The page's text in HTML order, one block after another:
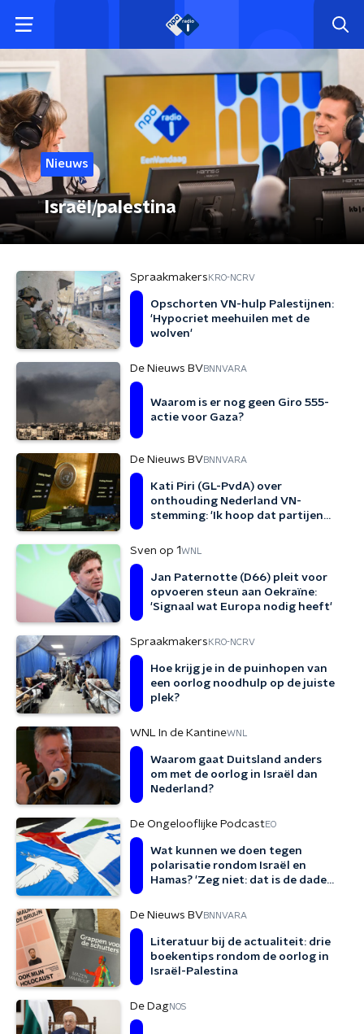
Nieuws
Israël/palestina
Spraakmakers KRO-NCRV
Opschorten VN-hulp Palestijnen:
'Hypocriet meehuilen met de
wolven'
De Nieuws BVBNNVARA
Waarom is er nog geen Giro 555-
actie voor Gaza?
De Nieuws BVBNNVARA
Kati Piri (GL-PvdA) over
onthouding Nederland VN-
stemming: 'Ik hoop dat partijen
Sven op 1WNL
Jan Paternotte (D66) pleit voor
opvoeren steun aan Oekraïne:
'Signaal wat Europa nodig heeft'
Spraakmakers KRO-NCRV
Hoe krijg je in de puinhopen van
een oorlog noodhulp op de juiste
plek?
WNL In de KantineWNL
Waarom gaat Duitsland anders
om met de oorlog in Israël dan
Nederland?
De Ongelooflijke PodcastEO
Wat kunnen we doen tegen
polarisatie rondom Israël en
Hamas? 'Zeg niet: dat is de dader
De Nieuws BVBNNVARA
Literatuur bij de actualiteit: drie
boekentips rondom de oorlog in
Israël-Palestina
De DagNOS